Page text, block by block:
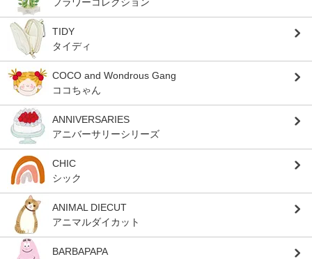
TIDY
タイディ
COCO and Wondrous Gang
ココちゃん
ANNIVERSARIES
アニバーサリーシリーズ
CHIC
シック
ANIMAL DIECUT
アニマルダイカット
BARBAPAPA